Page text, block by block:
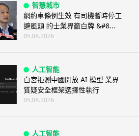
智慧城市
網約車條例生效 有司機暫時停工
避風頭 的士業界籲白牌 &#8...
05.08.2026
人工智能
白宮拒測中國開放 AI 模型 業界
質疑安全框架選擇性執行
05.08.2026
人工智能